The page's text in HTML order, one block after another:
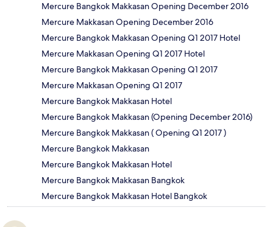
Mercure Bangkok Makkasan Opening December 2016
Mercure Makkasan Opening December 2016
Mercure Bangkok Makkasan Opening Q1 2017 Hotel
Mercure Makkasan Opening Q1 2017 Hotel
Mercure Bangkok Makkasan Opening Q1 2017
Mercure Makkasan Opening Q1 2017
Mercure Bangkok Makkasan Hotel
Mercure Bangkok Makkasan (Opening December 2016)
Mercure Bangkok Makkasan ( Opening Q1 2017 )
Mercure Bangkok Makkasan
Mercure Bangkok Makkasan Hotel
Mercure Bangkok Makkasan Bangkok
Mercure Bangkok Makkasan Hotel Bangkok